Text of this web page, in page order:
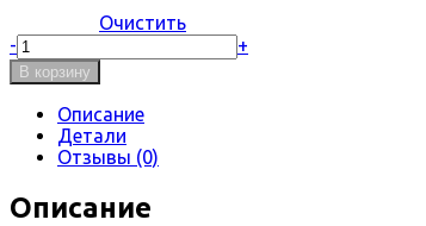
Очистить
Количество
товара
Матрас
ЭКО
- +
В корзину
Описание
Детали
Отзывы (0)
Описание